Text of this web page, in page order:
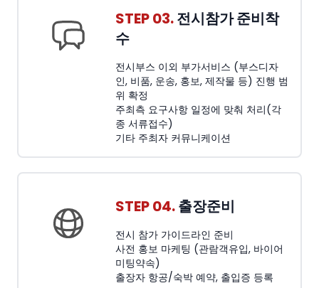
STEP 03.전시참가 준비착
수
전시부스 이외 부가서비스 (부스디자
인, 비품, 운송, 홍보, 제작물 등) 진행 범
위 확정
주최측 요구사항 일정에 맞춰 처리(각
종 서류접수)
기타 주최자 커뮤니케이션
STEP 04.출장준비
전시 참가 가이드라인 준비
사전 홍보 마케팅 (관람객유입, 바이어
미팅약속)
출장자 항공/숙박 예약, 출입증 등록